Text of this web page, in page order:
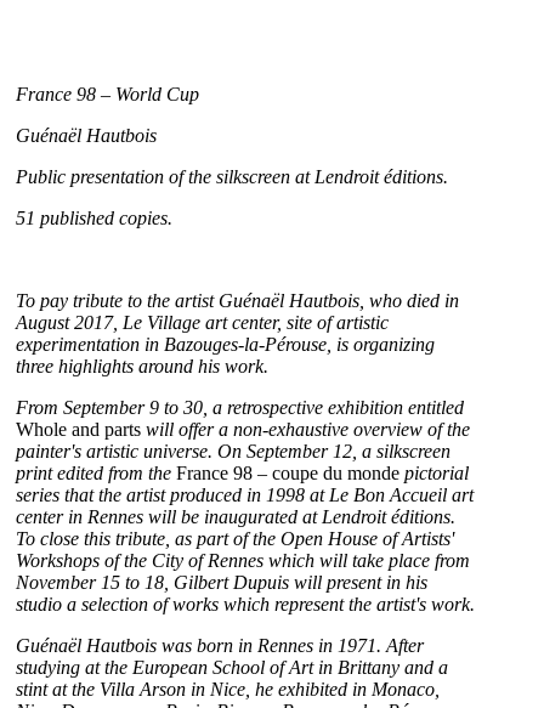
France 98 – World Cup
Guénaël Hautbois
Public presentation of the silkscreen at Lendroit éditions.
51 published copies.
To pay tribute to the artist Guénaël Hautbois, who died in
August 2017, Le Village art center, site of artistic
experimentation in Bazouges-la-Pérouse, is organizing
three highlights around his work.
From September 9 to 30, a retrospective exhibition entitled
Whole and parts will offer a non-exhaustive overview of the
painter's artistic universe. On September 12, a silkscreen
print edited from the France 98 – coupe du monde pictorial
series that the artist produced in 1998 at Le Bon Accueil art
center in Rennes will be inaugurated at Lendroit éditions.
To close this tribute, as part of the Open House of Artists'
Workshops of the City of Rennes which will take place from
November 15 to 18, Gilbert Dupuis will present in his
studio a selection of works which represent the artist's work.
Guénaël Hautbois was born in Rennes in 1971. After
studying at the European School of Art in Brittany and a
stint at the Villa Arson in Nice, he exhibited in Monaco,